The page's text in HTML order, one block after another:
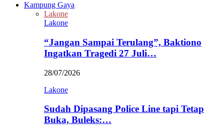
Kampung Gaya
Lakone
Lakone
“Jangan Sampai Terulang”, Baktiono
Ingatkan Tragedi 27 Juli…
28/07/2026
Lakone
Sudah Dipasang Police Line tapi Tetap
Buka, Buleks:…